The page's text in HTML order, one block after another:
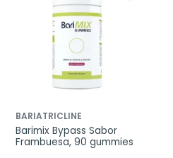
BARIATRICLINE
Barimix Bypass Sabor
Frambuesa, 90 gummies